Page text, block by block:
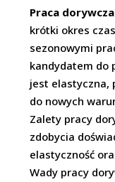
Praca
krótki okres
sezonowymi
kandydatem do
jest elastyczna,
do nowych
Zalety pracy
zdobycia
elastyczność
Wady pracy